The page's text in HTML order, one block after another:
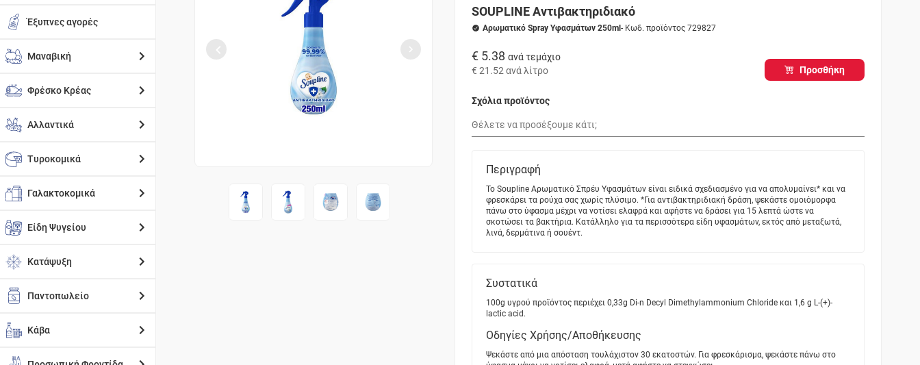
Έξυπνες αγορές
Μαναβική
Φρέσκο Κρέας
Αλλαντικά
Τυροκομικά
Γαλακτοκομικά
Είδη Ψυγείου
Κατάψυξη
Παντοπωλείο
Κάβα
SOUPLINE Αντιβακτηριδιακό
Αρωματικό Spray Υφασμάτων 250ml - Κωδ. προϊόντος 729827
€ 5.38 ανά τεμάχιο
€ 21.52 ανά λίτρο Προσθήκη
Σχόλια προϊόντος
Περιγραφή
To Soupline Αρωματικό Σπρέυ Υφασμάτων είναι ειδικά σχεδιασμένο για να απολυμαίνει* και να
φρεσκάρει τα ρούχα σας χωρίς πλύσιμο. *Για αντιβακτηριδιακή δράση, ψεκάστε ομοιόμορφα
πάνω στο ύφασμα μέχρι να νοτίσει ελαφρά και αφήστε να δράσει για 15 λεπτά ώστε να
σκοτώσει τα βακτήρια. Κατάλληλο για τα περισσότερα είδη υφασμάτων, εκτός από μεταξωτά,
λινά, δερμάτινα ή σουέντ.
Συστατικά
100g υγρού προϊόντος περιέχει 0,33g Di-n Decyl Dimethylammonium Chloride και 1,6 g L-(+)-
lactic acid.
Οδηγίες Χρήσης/Αποθήκευσης
Ψεκάστε από μια απόσταση τουλάχιστον 30 εκατοστών. Για φρεσκάρισμα, ψεκάστε πάνω στο